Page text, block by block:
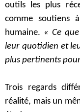
outils les plus
comme soutiens
humaine. « Ce
leur quotidien et
plus pertinents
Trois regards
réalité, mais un